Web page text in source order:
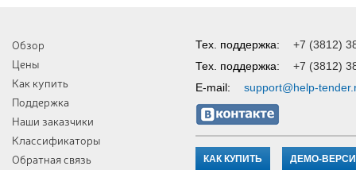
Обзор
Цены
Как купить
Поддержка
Наши заказчики
Классификаторы
Обратная связь
Тех. поддержка:
+7 (3812)
Тех. поддержка:
+7 (3812)
E-mail:
support@help-
КАК КУПИТЬ ДЕМО-